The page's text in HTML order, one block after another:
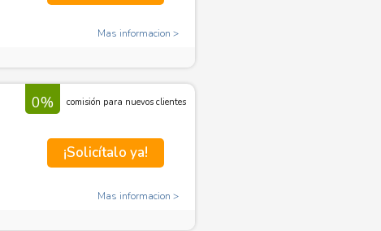
Mas informacion
0% comisión para nuevos clientes
¡Solicítalo ya!
Mas informacion